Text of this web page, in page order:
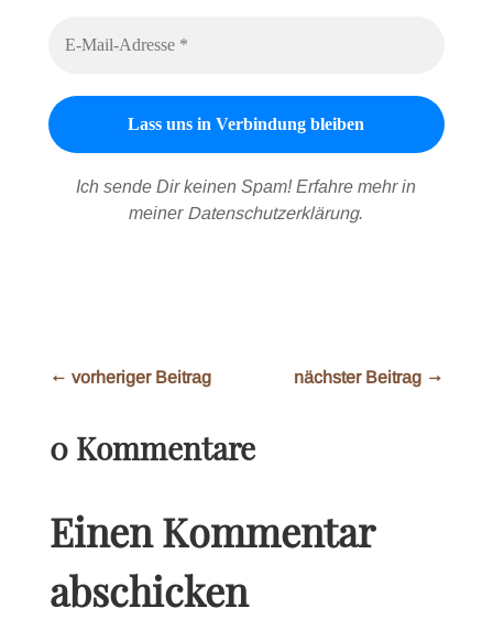
Ich sende Dir keinen Spam! Erfahre mehr in
meiner Datenschutzerklärung.
← vorheriger Beitrag nächster Beitrag →
0 Kommentare
Einen Kommentar
abschicken